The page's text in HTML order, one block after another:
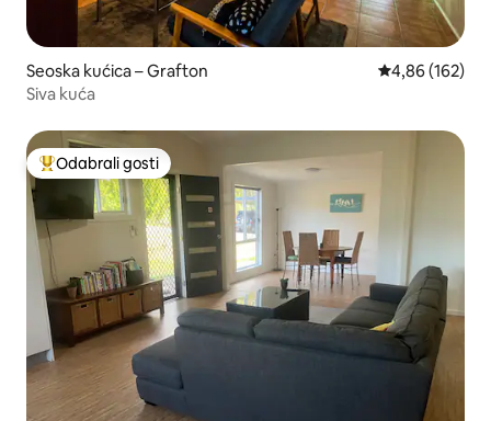
Seoska kućica – Grafton Prosječna
4,86 (162)
Siva kuća
Među najviše rangiranima s oznakom „Odabrali gosti”
Odabrali gosti